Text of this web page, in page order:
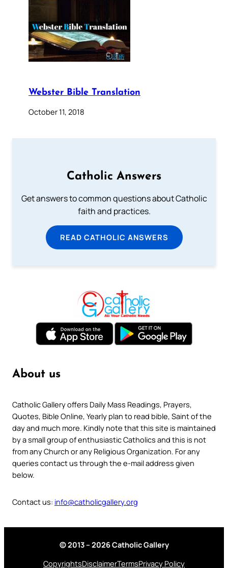
Webster Bible Translation
October 11, 2018
Catholic Answers
Get answers to common questions about Catholic
faith and practices.
READ CATHOLIC ANSWERS
About us
Catholic Gallery offers Daily Mass Readings, Prayers,
Quotes, Bible Online, Yearly plan to read bible, Saint of the
day and much more. Kindly note that this site is maintained
by a small group of enthusiastic Catholics and this is not
from any Church or any Religious Organization. For any
queries contact us through the e-mail address given
below.
Contact us: info@catholicgallery.org
© 2013 – 2026 Catholic Gallery
CopyrightsDisclaimerTermsPrivacy Policy